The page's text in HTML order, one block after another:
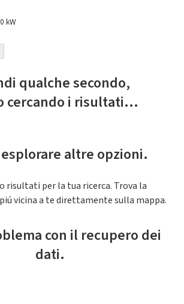
kW
qualche secondo,
cercando i risultati...
esplorare altre opzioni.
risultati per la tua ricerca. Trova la
vicina a te direttamente sulla mappa.
con il recupero dei
dati.